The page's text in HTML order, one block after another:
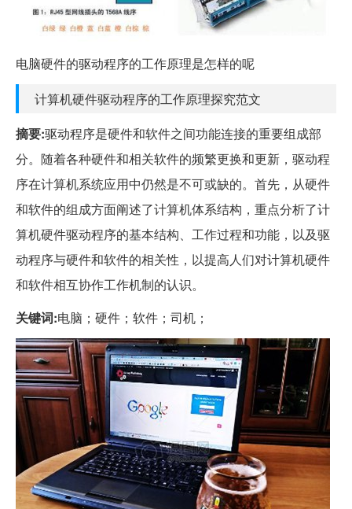
电脑硬件的驱动程序的工作原理是怎样的呢
计算机硬件驱动程序的工作原理探究范文
摘要:驱动程序是硬件和软件之间功能连接的重要组成部
分。随着各种硬件和相关软件的频繁更换和更新，驱动程
序在计算机系统应用中仍然是不可或缺的。首先，从硬件
和软件的组成方面阐述了计算机体系结构，重点分析了计
算机硬件驱动程序的基本结构、工作过程和功能，以及驱
动程序与硬件和软件的相关性，以提高人们对计算机硬件
和软件相互协作工作机制的认识。
关键词:电脑；硬件；软件；司机；